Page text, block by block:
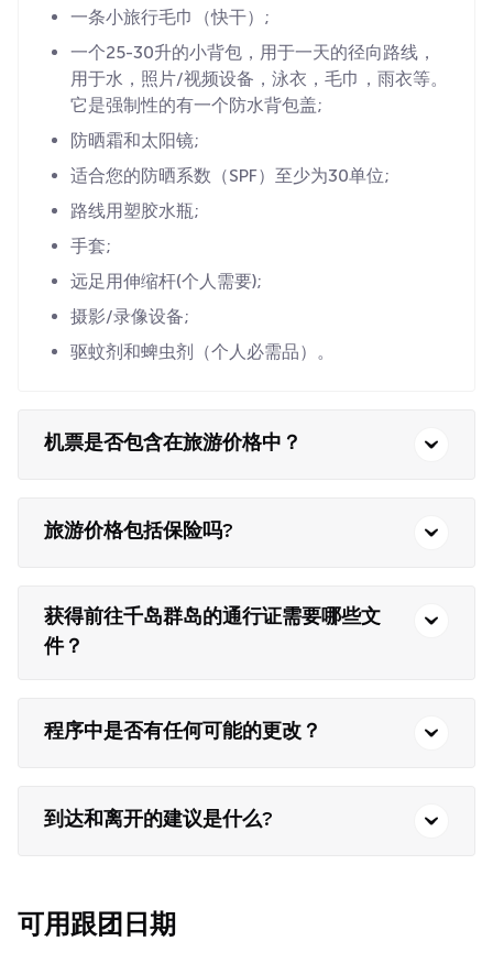
一条小旅行毛巾（快干）;
一个25-30升的小背包，用于一天的径向路线，
用于水，照片/视频设备，泳衣，毛巾，雨衣等。
它是强制性的有一个防水背包盖;
防晒霜和太阳镜;
适合您的防晒系数（SPF）至少为30单位;
路线用塑胶水瓶;
手套;
远足用伸缩杆(个人需要);
摄影/录像设备;
驱蚊剂和蜱虫剂（个人必需品）。
机票是否包含在旅游价格中？
旅游价格包括保险吗?
获得前往千岛群岛的通行证需要哪些文
件？
程序中是否有任何可能的更改？
到达和离开的建议是什么?
可用跟团日期